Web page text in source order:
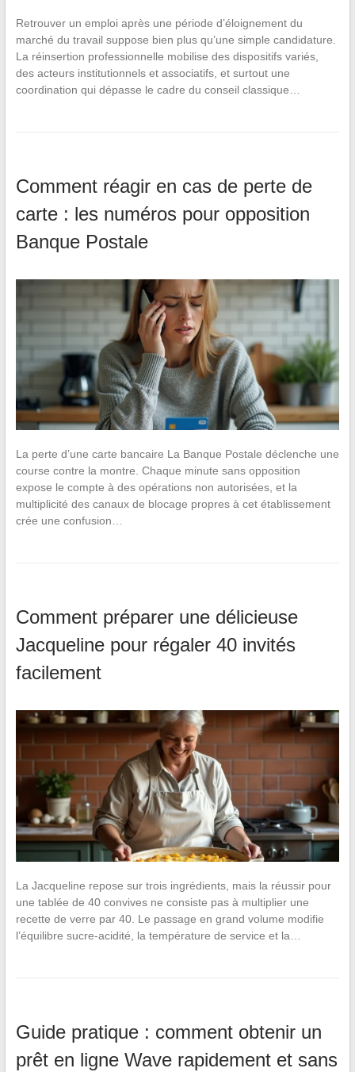
Retrouver un emploi après une période d’éloignement du
marché du travail suppose bien plus qu’une simple candidature.
La réinsertion professionnelle mobilise des dispositifs variés,
des acteurs institutionnels et associatifs, et surtout une
coordination qui dépasse le cadre du conseil classique…
Comment réagir en cas de perte de
carte : les numéros pour opposition
Banque Postale
La perte d’une carte bancaire La Banque Postale déclenche une
course contre la montre. Chaque minute sans opposition
expose le compte à des opérations non autorisées, et la
multiplicité des canaux de blocage propres à cet établissement
crée une confusion…
Comment préparer une délicieuse
Jacqueline pour régaler 40 invités
facilement
La Jacqueline repose sur trois ingrédients, mais la réussir pour
une tablée de 40 convives ne consiste pas à multiplier une
recette de verre par 40. Le passage en grand volume modifie
l’équilibre sucre-acidité, la température de service et la…
Guide pratique : comment obtenir un
prêt en ligne Wave rapidement et sans